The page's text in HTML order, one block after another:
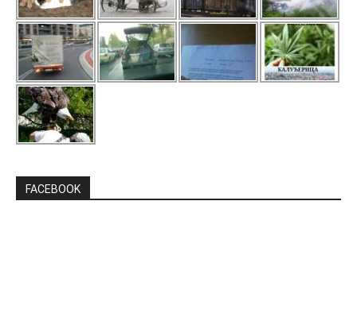
FACEBOOK